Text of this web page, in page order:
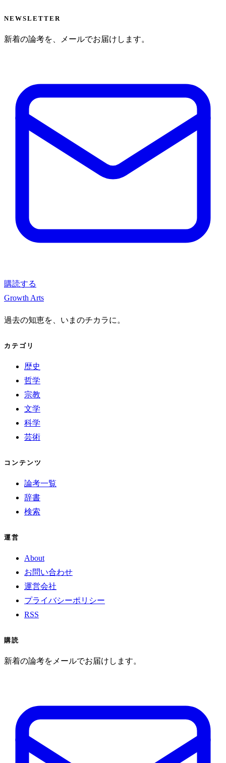
NEWSLETTER
新着の論考を、メールでお届けします。
購読する
Growth Arts
過去の知恵を、いまのチカラに。
カテゴリ
歴史
哲学
宗教
文学
科学
芸術
コンテンツ
論考一覧
辞書
検索
運営
About
お問い合わせ
運営会社
プライバシーポリシー
RSS
購読
新着の論考をメールでお届けします。